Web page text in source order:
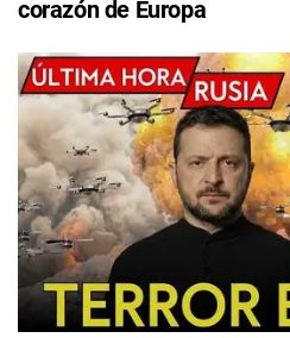
corazón de Europa